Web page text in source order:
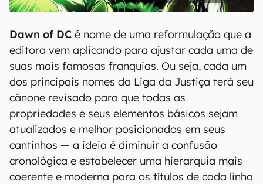
Dawn of DC é nome de uma reformulação que a
editora vem aplicando para ajustar cada uma de
suas mais famosas franquias. Ou seja, cada um
dos principais nomes da Liga da Justiça terá seu
cânone revisado para que todas as
propriedades e seus elementos básicos sejam
atualizados e melhor posicionados em seus
cantinhos — a ideia é diminuir a confusão
cronológica e estabelecer uma hierarquia mais
coerente e moderna para os títulos de cada linha